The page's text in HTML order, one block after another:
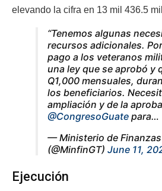
elevando la cifra en 13 mil 436.5
“Tenemos algunas
recursos adicionales.
pago a los veteranos
una ley que se aprobó y
Q1,000 mensuales,
los beneficiarios.
ampliación y de la
@CongresoGuate para…
— Ministerio de
(@MinfinGT) June 11,
Ejecución